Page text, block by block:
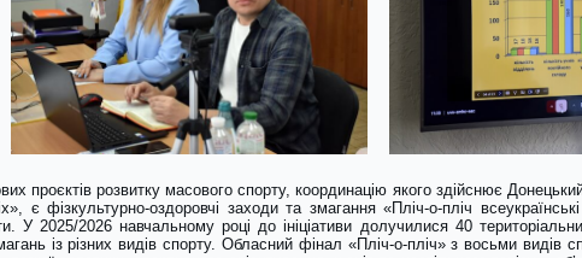
проєктів розвитку масового спорту, координацію якого здійснює
є фізкультурно-оздоровчі заходи та змагання «Пліч-о-пліч
У 2025/2026 навчальному році до ініціативи долучилися 40
із різних видів спорту. Обласний фінал «Пліч-о-пліч» з восьми видів